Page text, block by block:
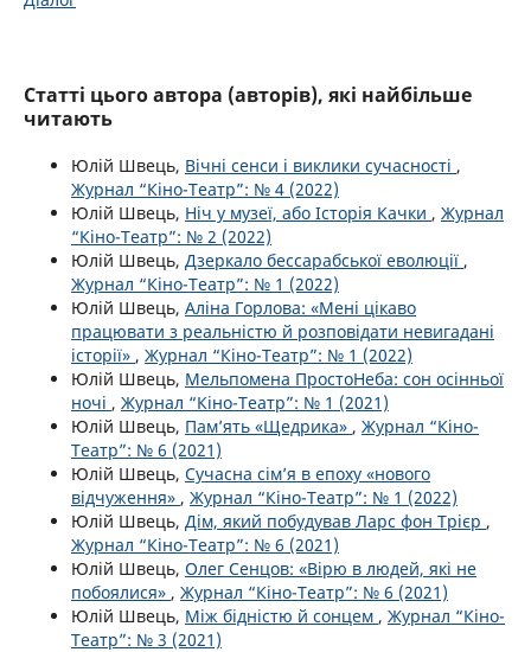
Статті цього автора (авторів), які найбільше
читають
Юлій Швець, Вічні сенси і виклики сучасності ,
Журнал “Кіно-Театр”: № 4 (2022)
Юлій Швець, Ніч у музеї, або Історія Качки , Журнал
“Кіно-Театр”: № 2 (2022)
Юлій Швець, Дзеркало бессарабської еволюції ,
Журнал “Кіно-Театр”: № 1 (2022)
Юлій Швець, Аліна Горлова: «Мені цікаво
працювати з реальністю й розповідати невигадані
історії» , Журнал “Кіно-Театр”: № 1 (2022)
Юлій Швець, Мельпомена ПростоНеба: сон осінньої
ночі , Журнал “Кіно-Театр”: № 1 (2021)
Юлій Швець, Пам’ять «Щедрика» , Журнал “Кіно-
Театр”: № 6 (2021)
Юлій Швець, Сучасна сім’я в епоху «нового
відчуження» , Журнал “Кіно-Театр”: № 1 (2022)
Юлій Швець, Дім, який побудував Ларс фон Трієр ,
Журнал “Кіно-Театр”: № 6 (2021)
Юлій Швець, Олег Сенцов: «Вірю в людей, які не
побоялися» , Журнал “Кіно-Театр”: № 6 (2021)
Юлій Швець, Між бідністю й сонцем , Журнал “Кіно-
Театр”: № 3 (2021)